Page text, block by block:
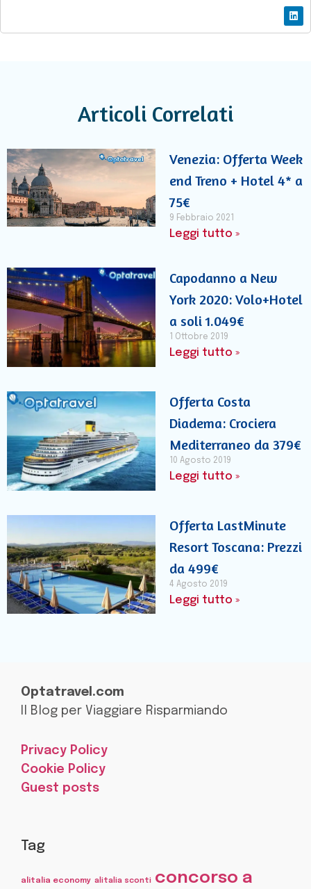
Articoli Correlati
Venezia: Offerta Week
end Treno + Hotel 4* a
75€
9 Febbraio 2021
Leggi tutto »
Capodanno a New
York 2020: Volo+Hotel
a soli 1.049€
1 Ottobre 2019
Leggi tutto »
Offerta Costa
Diadema: Crociera
Mediterraneo da 379€
10 Agosto 2019
Leggi tutto »
Offerta LastMinute
Resort Toscana: Prezzi
da 499€
4 Agosto 2019
Leggi tutto »
Optatravel.com
Il Blog per Viaggiare Risparmiando
Privacy Policy
Cookie Policy
Guest posts
Tag
alitalia economy alitalia sconti concorso a